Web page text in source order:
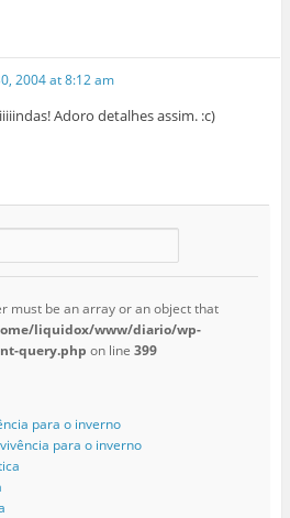
2004 at 8:12 am
Adoro detalhes assim. :c)
must be an array or an object that
liquidox/www/diario/wp-
query.php on line 399
para o inverno
para o inverno